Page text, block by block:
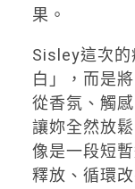
果。
Sisley這次的
白」，而是
從香氛、觸
讓妳全然放
像是一段短
釋放、循環